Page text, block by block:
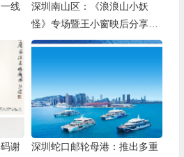
线
深圳南山区：《浪浪山小妖
怪》专场暨王小窗映后分享会
举办
谢
深圳蛇口邮轮母港：推出多重